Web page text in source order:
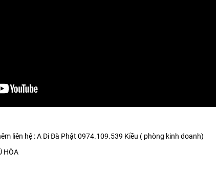
liên hệ : A Di Đà Phật 0974.109.539 Kiều ( phòng kinh doanh)
HÒA